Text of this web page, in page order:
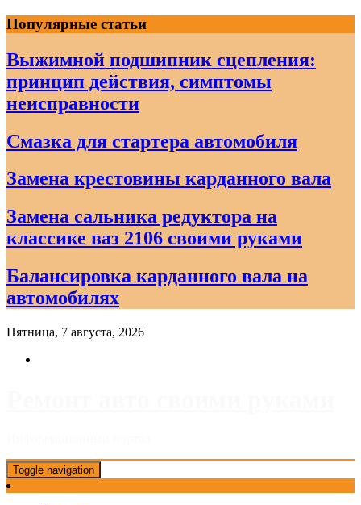
Skip
to
content
Популярные статьи
Выжимной подшипник сцепления:
принцип действия, симптомы
неисправности
Смазка для стартера автомобиля
Замена крестовины карданного вала
Замена сальника редуктора на
классике ваз 2106 своими руками
Балансировка карданного вала на
автомобилях
Пятница, 7 августа, 2026
Toggle navigation